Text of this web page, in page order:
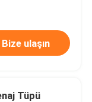
Bize ulaşın
Tüpü